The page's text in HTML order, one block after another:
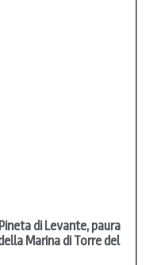
di Levante, paura
Marina di Torre del